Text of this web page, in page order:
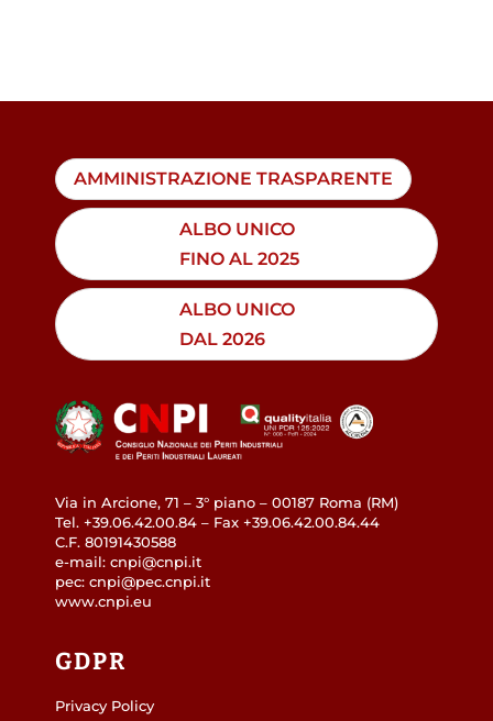
AMMINISTRAZIONE TRASPARENTE
ALBO UNICO
FINO AL 2025
ALBO UNICO
DAL 2026
Via in Arcione, 71 – 3° piano – 00187 Roma (RM)
Tel. +39.06.42.00.84 – Fax +39.06.42.00.84.44
C.F. 80191430588
e-mail: cnpi@cnpi.it
pec: cnpi@pec.cnpi.it
www.cnpi.eu
GDPR
Privacy Policy